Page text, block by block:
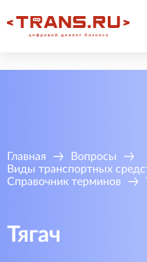
Главная
Вопросы
Виды транспортных
Справочник терминов
Тягач